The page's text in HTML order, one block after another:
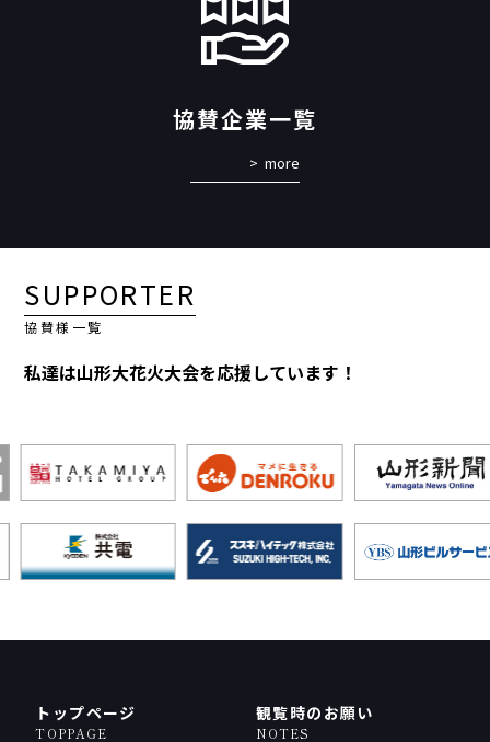
協賛企業一覧
more
SUPPORTER
協賛様一覧
私達は山形大花火大会を応援しています！
トップページ
TOPPAGE
観覧時のお願い
NOTES